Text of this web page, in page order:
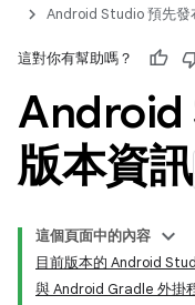
Android Studio 預先發
這對你有幫助嗎？
Android
版本資訊
這個頁面中的內容
目前版本的 Android
與 Android Gradle 外掛